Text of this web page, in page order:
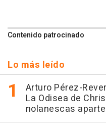
Contenido patrocinado
Lo más leído
Arturo Pérez-
La Odisea de
nolanescas